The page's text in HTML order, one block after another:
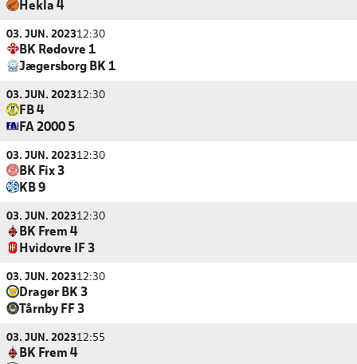
Hekla 4
03. JUN. 202312:30
BK Rødovre 1
Jægersborg BK 1
03. JUN. 202312:30
FB 4
FA 2000 5
03. JUN. 202312:30
BK Fix 3
KB 9
03. JUN. 202312:30
BK Frem 4
Hvidovre IF 3
03. JUN. 202312:30
Dragør BK 3
Tårnby FF 3
03. JUN. 202312:55
BK Frem 4